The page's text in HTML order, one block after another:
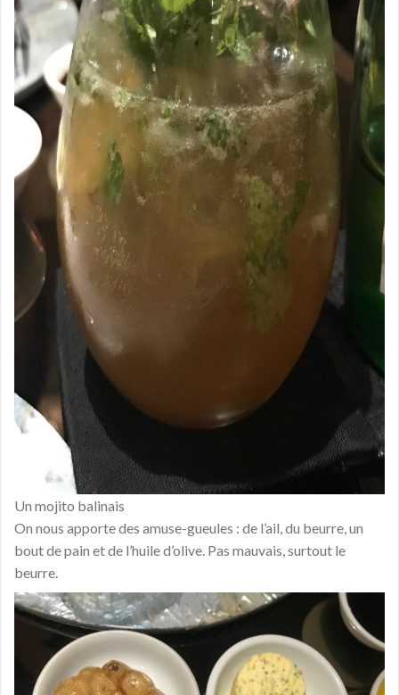
Un mojito balinais
On nous apporte des amuse-gueules : de l’ail, du beurre, un
bout de pain et de l’huile d’olive. Pas mauvais, surtout le
beurre.